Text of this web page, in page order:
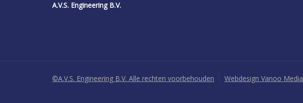
A.V.S. Engineering B.V.
©A.V.S. Engineering B.V. Alle rechten voorbehouden Webdesign Vanoo Media